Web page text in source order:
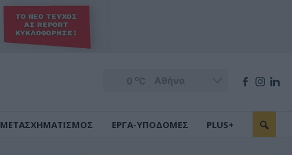
0 oC
ΕΡΓΑ-ΥΠΟΔΟΜΕΣ PLUS+